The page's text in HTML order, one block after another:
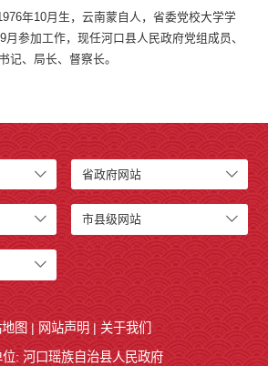
年10月生，云南蒙自人，省委党校大学学
月参加工作，现任河口县人民政府党组成员、
记、局长、督察长。
省政府网站
市县级网站
图 | 网站声明 | 关于我们
位: 河口瑶族自治县人民政府